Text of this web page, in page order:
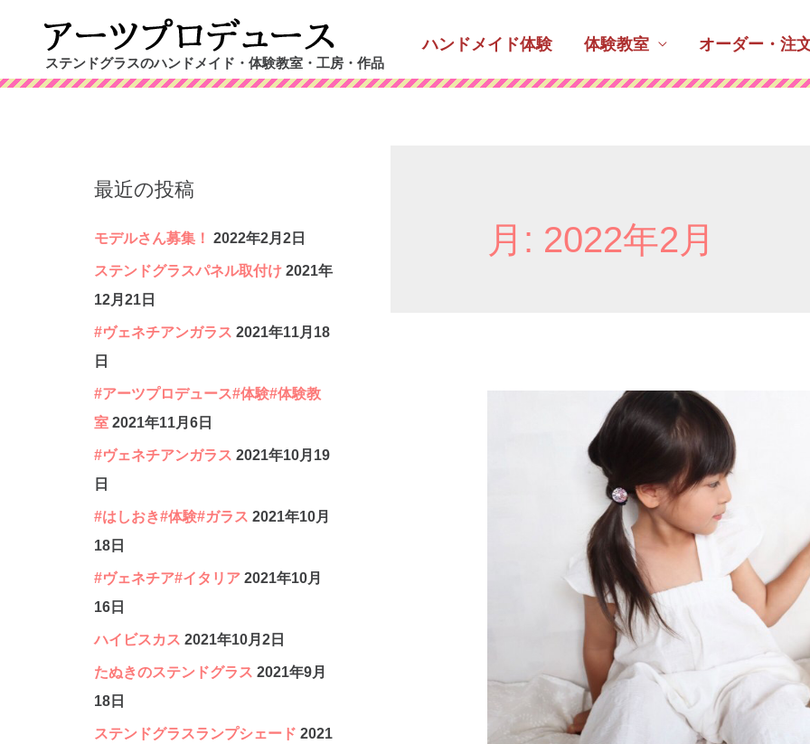
ステンドグラスのハンドメイド・体験教室・工房・作品
ハンドメイド体験 体験教室 オーダー・注
最近の投稿
モデルさん募集！ 2022年2月2日
ステンドグラスパネル取付け 2021年
12月21日
#ヴェネチアンガラス 2021年11月18
日
#アーツプロデュース#体験#体験教
室 2021年11月6日
#ヴェネチアンガラス 2021年10月19
日
#はしおき#体験#ガラス 2021年10月
18日
#ヴェネチア#イタリア 2021年10月
16日
ハイビスカス 2021年10月2日
たぬきのステンドグラス 2021年9月
18日
ステンドグラスランプシェード 2021
月: 2022年2月